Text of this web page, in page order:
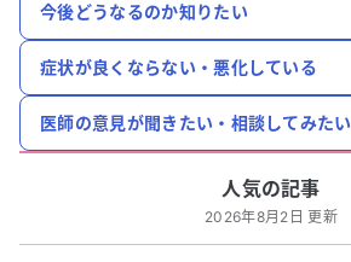
今後どうなるのか知りたい
症状が良くならない・悪化している
医師の意見が聞きたい・相談してみたい
人気の記事
2026年8月2日 更新